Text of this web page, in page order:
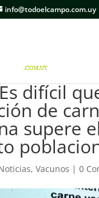
info@todoelcampo.com.uy
difícil
de
supere el
, Vacunos | 0